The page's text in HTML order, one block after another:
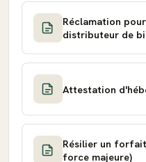
Réclamation
distributeur de
Attestation
Résilier un
force majeure)